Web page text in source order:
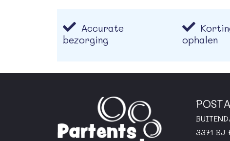
Accurate
bezorging
ophalen
3371 BJ